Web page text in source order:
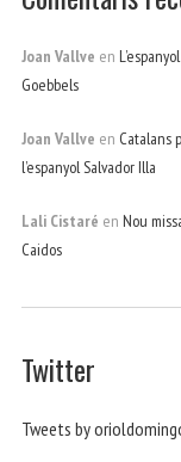
Joan Vallve en
Goebbels
Joan Vallve en Catalans
l’espanyol Salvador Illa
Lali Cistaré en Nou
Caidos
Twitter
Tweets by